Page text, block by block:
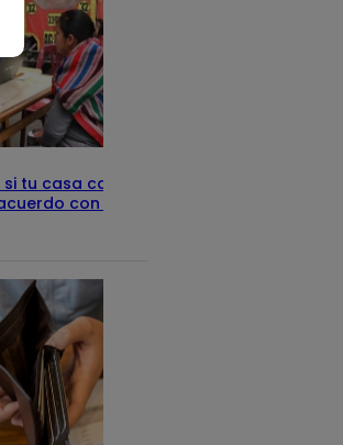
tu casa califica
con el Sisfoh